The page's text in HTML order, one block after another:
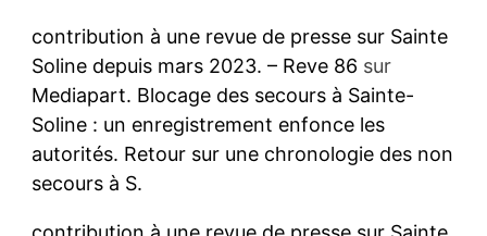
contribution à une revue de presse sur Sainte
Soline depuis mars 2023. – Reve 86 sur
Mediapart. Blocage des secours à Sainte-
Soline : un enregistrement enfonce les
autorités. Retour sur une chronologie des non
secours à S.